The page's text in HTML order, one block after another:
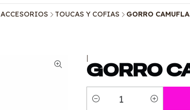
ACCESORIOS TOUCAS Y COFIAS GORRO
|
GORRO
Cantidad